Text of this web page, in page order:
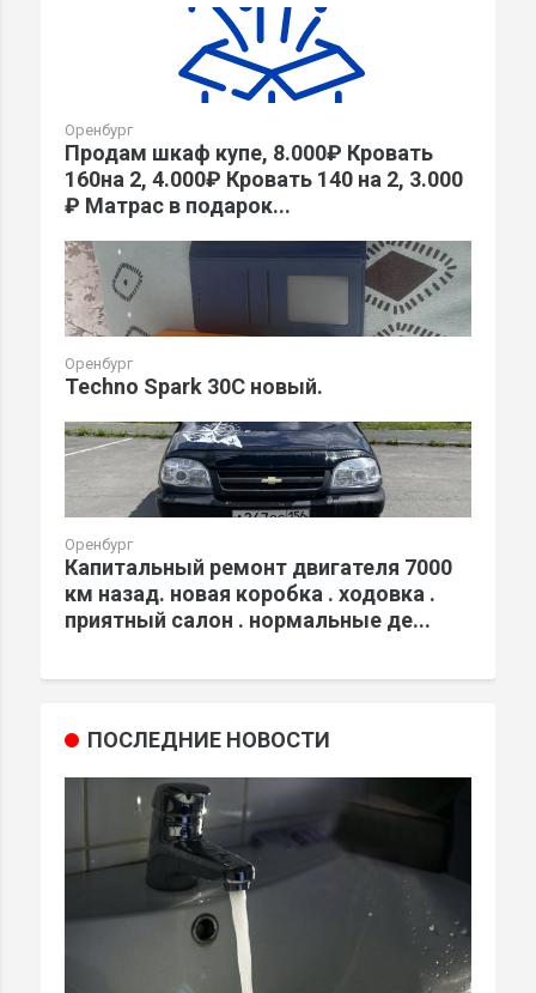
Оренбург
Продам шкаф купе, 8.000₽ Кровать
160на 2, 4.000₽ Кровать 140 на 2, 3.000
₽ Матрас в подарок...
Оренбург
Techno Spark 30C новый.
Оренбург
Капитальный ремонт двигателя 7000
км назад. новая коробка . ходовка .
приятный салон . нормальные де...
ПОСЛЕДНИЕ НОВОСТИ